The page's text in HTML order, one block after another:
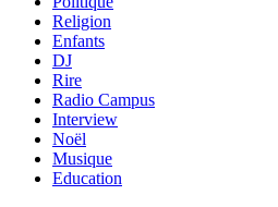
Religion
Enfants
DJ
Rire
Radio Campus
Interview
Noël
Musique
Education